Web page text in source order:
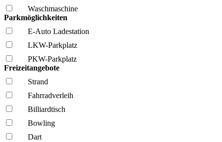
Wasch­maschine
Parkmöglichkeiten
E-Auto Ladestation
LKW-Parkplatz
PKW-Parkplatz
Freizeitangebote
Strand
Fahrrad­verleih
Billiardtisch
Bowling
Dart